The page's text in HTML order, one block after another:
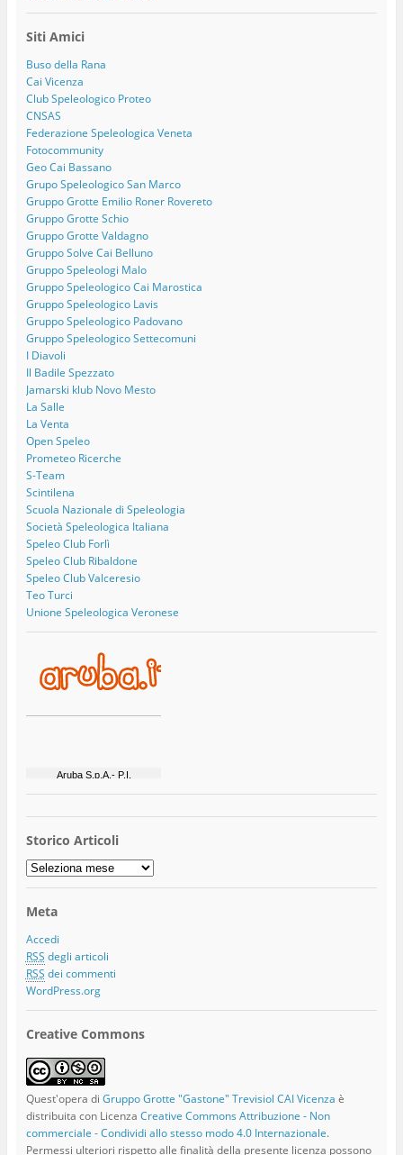
Siti Amici
Buso della Rana
Cai Vicenza
Club Speleologico Proteo
CNSAS
Federazione Speleologica Veneta
Fotocommunity
Geo Cai Bassano
Grupo Speleologico San Marco
Gruppo Grotte Emilio Roner Rovereto
Gruppo Grotte Schio
Gruppo Grotte Valdagno
Gruppo Solve Cai Belluno
Gruppo Speleologi Malo
Gruppo Speleologico Cai Marostica
Gruppo Speleologico Lavis
Gruppo Speleologico Padovano
Gruppo Speleologico Settecomuni
I Diavoli
Il Badile Spezzato
Jamarski klub Novo Mesto
La Salle
La Venta
Open Speleo
Prometeo Ricerche
S-Team
Scintilena
Scuola Nazionale di Speleologia
Società Speleologica Italiana
Speleo Club Forlì
Speleo Club Ribaldone
Speleo Club Valceresio
Teo Turci
Unione Speleologica Veronese
Storico Articoli
Storico
Articoli
Meta
Accedi
RSS degli articoli
RSS dei commenti
WordPress.org
Creative Commons
Quest'opera di Gruppo Grotte "Gastone" Trevisiol CAI Vicenza è
distribuita con Licenza Creative Commons Attribuzione - Non
commerciale - Condividi allo stesso modo 4.0 Internazionale.
Permessi ulteriori rispetto alle finalità della presente licenza possono